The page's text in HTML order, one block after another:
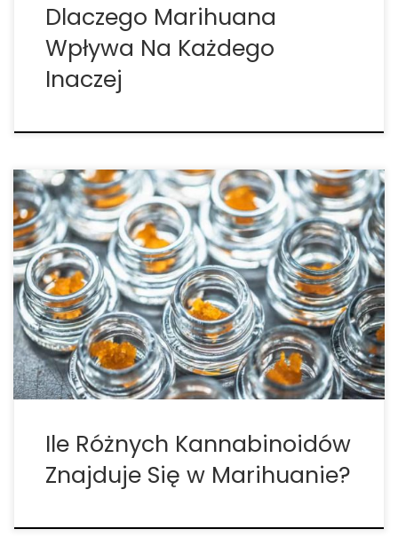
Dlaczego Marihuana
Wpływa Na Każdego
Inaczej
Zacznijmy najpierw od tego, co to są kannabinoidy?
Czy kiedykolwiek zastanawiałeś się, dlaczego
palenie trawki sprawia, że ​​jesteś na haju? Dzieje się
tak z powodu kannabinoidów, różnych związków
chemicznych występujących w roślinach
marihuany, które współdziałają z ludzkim systemem
endokannabinoidowym. W […]
Ile Różnych Kannabinoidów
Znajduje Się w Marihuanie?